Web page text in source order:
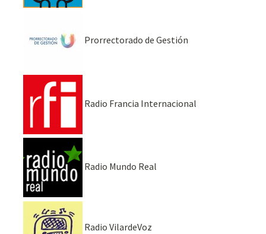
Prorrectorado de Gestión
Radio Francia Internacional
Radio Mundo Real
Radio VilardeVoz